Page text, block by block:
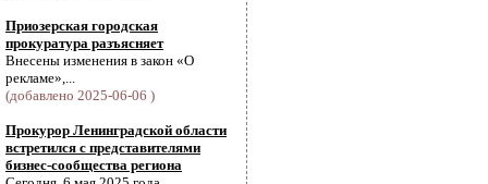
Приозерская городская
прокуратура разъясняет
Внесены изменения в закон «О
рекламе»,...
(добавлено 2025-06-06 )
Прокурор Ленинградской области
встретился с представителями
бизнес-сообщества региона